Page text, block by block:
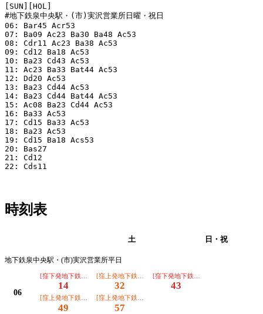
[SUN][HOL]
#地下鉄泉中央駅・(市)実沢営業所日曜・祝日
06: Bar45 Acr53
07: Ba09 Ac23 Ba30 Ba48 Ac53
08: Cdr11 Ac23 Ba38 Ac53
09: Cd12 Ba18 Ac53
10: Ba23 Cd43 Ac53
11: Ac23 Ba33 Bat44 Ac53
12: Dd20 Ac53
13: Ba23 Cd44 Ac53
14: Ba23 Cd44 Bat44 Ac53
15: Ac08 Ba23 Cd44 Ac53
16: Ba33 Ac53
17: Cd15 Ba33 Ac53
18: Ba23 Ac53
19: Cd15 Ba18 Acs53
20: Bas27
21: Cd12
22: Cds11
時刻表
土 日・祝
地下鉄泉中央駅・(市)実沢営業所平日
06
[窪下発地下鉄泉中央駅]名称未登録＿＿＿＿＿▲
14
[窪上発地下鉄泉中央駅]名称未登録＿＿＿＿＿▲
32
[窪下発地下鉄泉中央駅]名称未登録＿
43
[窪上発地下鉄泉中央駅]名称未登録＿＿＿＿＿
49
[窪上発地下鉄泉中央駅]名称未登録＿＿＿＿＿
57